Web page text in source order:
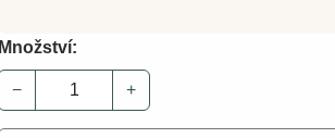
Množství:
− +